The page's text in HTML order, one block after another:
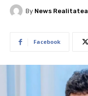
By News Realitatea
Facebook